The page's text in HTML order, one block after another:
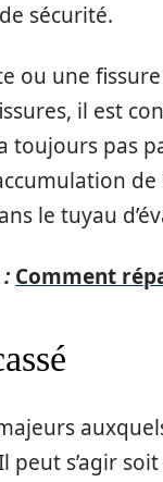
sécurité.
ou une
il est
pas
le tuyau
Comment
s’agir